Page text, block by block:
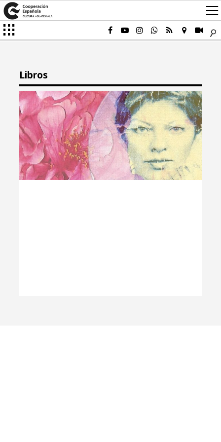
Libros